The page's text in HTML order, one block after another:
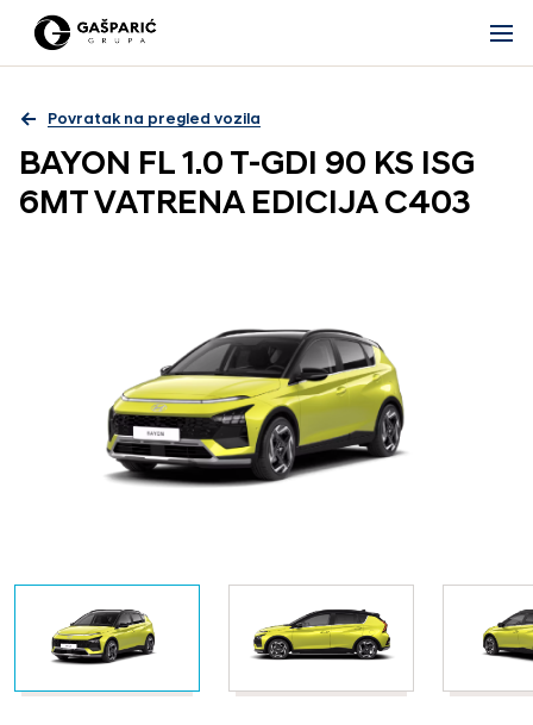
Povratak na pregled vozila
BAYON FL 1.0 T-GDI 90 KS ISG
6MT VATRENA EDICIJA C403